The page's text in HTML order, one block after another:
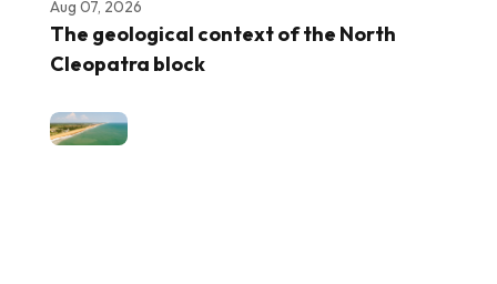
Aug 07, 2026
The geological context of the North
Cleopatra block